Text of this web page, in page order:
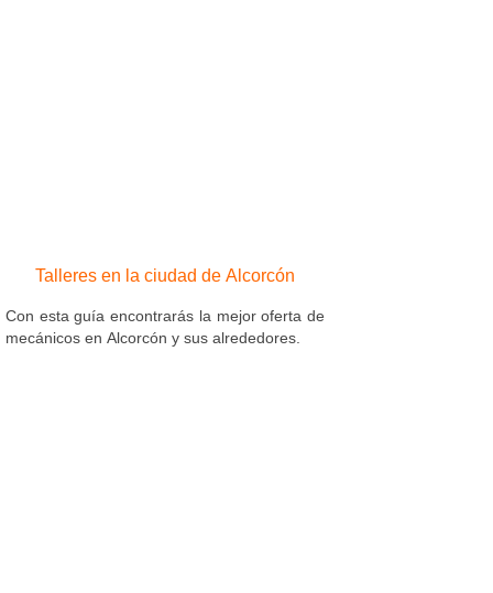
Talleres en la ciudad de Alcorcón
Con esta guía encontrarás la mejor oferta de
mecánicos en Alcorcón y sus alrededores.